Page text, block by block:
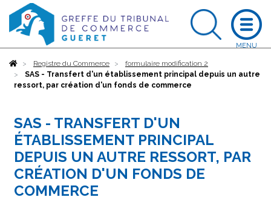
AccueilRegistre du Commerce
formulaire modification 2
SAS - Transfert d'un établissement principal depuis un autre
ressort, par création d'un fonds de commerce
SAS - TRANSFERT D'UN
ÉTABLISSEMENT PRINCIPAL
DEPUIS UN AUTRE RESSORT, PAR
CRÉATION D'UN FONDS DE
COMMERCE